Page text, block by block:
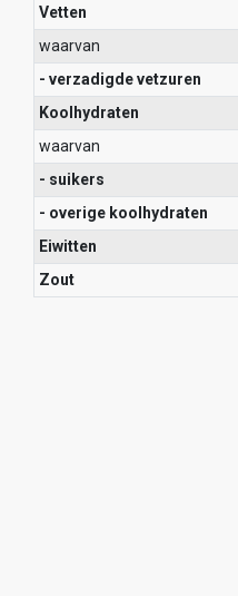
Vetten
waarvan
- verzadigde vetzuren
Koolhydraten
waarvan
- suikers
- overige koolhydraten
Eiwitten
Zout